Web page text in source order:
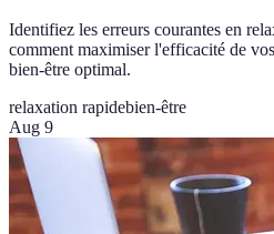
Identifiez les erreurs courantes en
comment maximiser l'efficacité de
bien-être optimal.
relaxation rapidebien-être
Aug 9